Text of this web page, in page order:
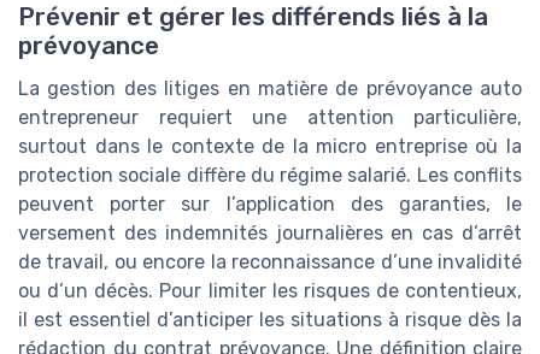
Prévenir et gérer les différends liés à la
prévoyance
La gestion des litiges en matière de prévoyance auto
entrepreneur requiert une attention particulière,
surtout dans le contexte de la micro entreprise où la
protection sociale diffère du régime salarié. Les conflits
peuvent porter sur l’application des garanties, le
versement des indemnités journalières en cas d’arrêt
de travail, ou encore la reconnaissance d’une invalidité
ou d’un décès. Pour limiter les risques de contentieux,
il est essentiel d’anticiper les situations à risque dès la
rédaction du contrat prévoyance. Une définition claire